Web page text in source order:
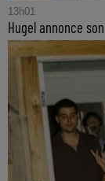
13h01
Hugel annonce